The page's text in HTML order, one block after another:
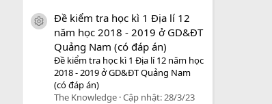
icon tài liệu
Đề kiểm tra học kì 1 Địa lí 12
năm học 2018 - 2019 ở GD&ĐT
Quảng Nam (có đáp án)
Đề kiểm tra học kì 1 Địa lí 12 năm học
2018 - 2019 ở GD&ĐT Quảng Nam
(có đáp án)
The Knowledge Cập nhật:28/3/23